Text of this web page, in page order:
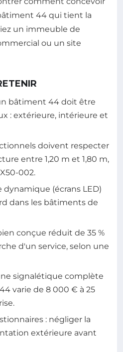
44 qui tient la
un immeuble de
ou un site
bâtiment 44 doit être
: extérieure, intérieure et
doivent respecter
entre 1,20 m et 1,80 m,
002.
dynamique (écrans LED)
dans les bâtiments de
conçue réduit de 35 %
d'un service, selon une
signalétique complète
varie de 8 000 € à 25
: négliger la
extérieure avant